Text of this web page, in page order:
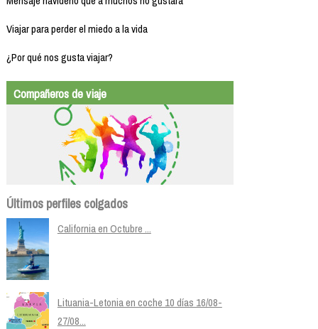
Viajar para perder el miedo a la vida
¿Por qué nos gusta viajar?
Compañeros de viaje
Últimos perfiles colgados
California en Octubre ...
Lituania-Letonia en coche 10 días 16/08-
27/08...